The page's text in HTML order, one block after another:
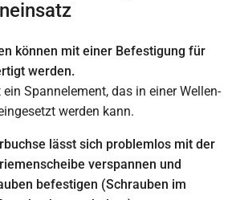
können mit einer Befestigung für
werden.
Spannelement, das in einer Wellen-
werden kann.
lässt sich problemlos mit der
verspannen und
befestigen (Schrauben im